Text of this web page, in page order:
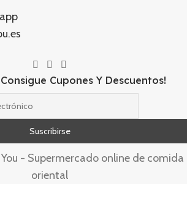
Cupones Y Descuentos!
- Supermercado online de comida
oriental